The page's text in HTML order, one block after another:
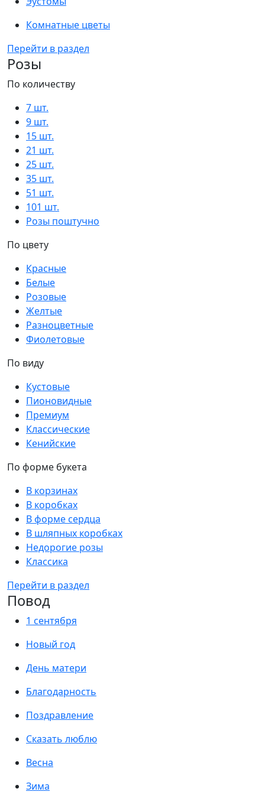
Комнатные цветы
Перейти в раздел
Розы
По количеству
7 шт.
9 шт.
15 шт.
21 шт.
25 шт.
35 шт.
51 шт.
101 шт.
Розы поштучно
По цвету
Красные
Белые
Розовые
Желтые
Разноцветные
Фиолетовые
По виду
Кустовые
Пионовидные
Премиум
Классические
Кенийские
По форме букета
В корзинах
В коробках
В форме сердца
В шляпных коробках
Недорогие розы
Классика
Перейти в раздел
Повод
1 сентября
Новый год
День матери
Благодарность
Поздравление
Сказать люблю
Весна
Зима